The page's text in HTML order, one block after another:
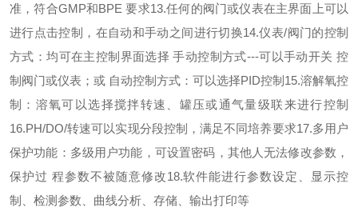
准，符合GMP和BPE 要求13.任何的阀门或仪表在主界面上可以
进行点击控制，在自动和手动之间进行切换14.仪表/阀门的控制
方式：均可在主控制界面选择 手动控制方式---可以手动开关 控
制阀门或仪表；或 自动控制方式：可以选择PID控制 15.溶解氧控
制：溶氧可以选择搅拌转速、罐压或通气量级联来进行控制
16.PH/DO/转速可以实现分段控制，满足不同培养要求17.多用户
保护功能：多级用户功能，可设置密码，其他人无法修改参数，
保护过 程参数不被随意修改18.软件能进行参数设定、显示控
制、检测参数、曲线分析、存储、输出打印等